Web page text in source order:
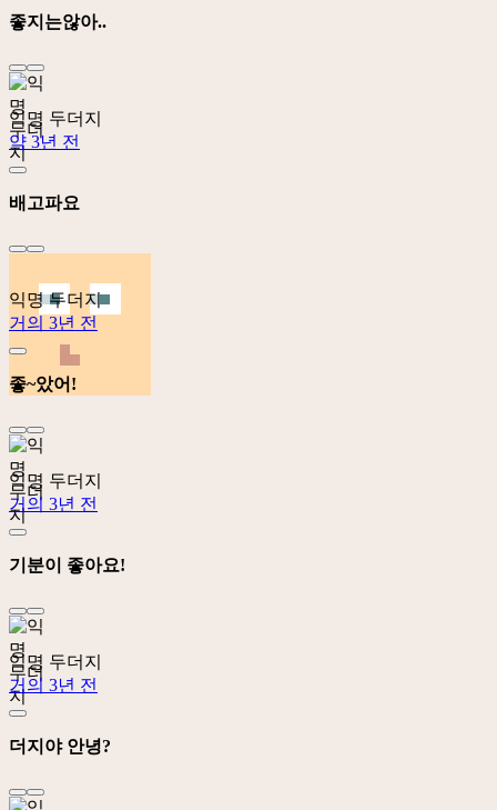
좋지는않아..
익명 두더지
약 3년 전
배고파요
익명 두더지
거의 3년 전
좋~았어!
익명 두더지
거의 3년 전
기분이 좋아요!
익명 두더지
거의 3년 전
더지야 안녕?